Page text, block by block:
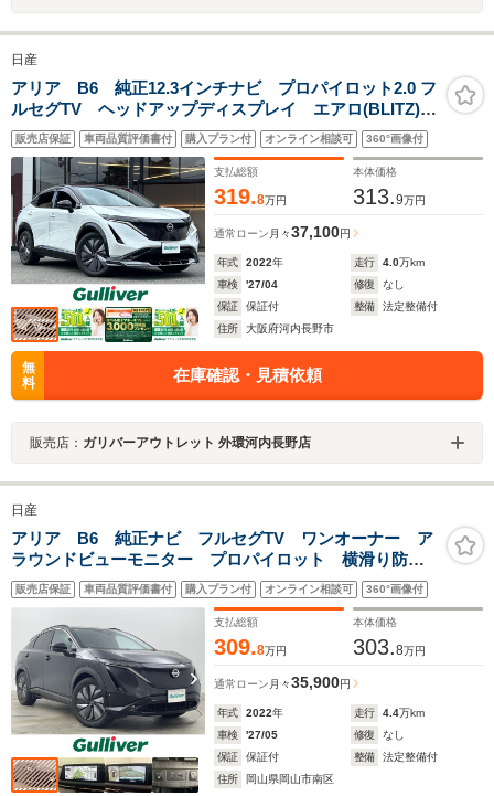
日産
アリア B6 純正12.3インチナビ プロパイロット2.0 フ
ルセグTV ヘッドアップディスプレイ エアロ(BLITZ)
ダブルシャークフィンアンテナ インテリジェントアラ
ウンドビューモニター ブラインドスポットモニター
ドラレコ
販売店保証 車両品質評価書付 購入プラン付 オンライン相談可 360°画像付
支払総額
319.8万円
本体価格
313.9万円
通常ローン 月々37,100円
年式 2022年 走行 4.0万km
車検
'27/04 修復
なし
保証
保証付 整備
法定整備付
住所
大阪府河内長野市
無
料
在庫確認・見積依頼
販売店： ガリバーアウトレット 外環河内長野店
日産
アリア B6 純正ナビ フルセグTV ワンオーナー ア
ラウンドビューモニター プロパイロット 横滑り防止
装置 インテリジェントエマージェンシーブレーキ レ
ーンアシスト ドライブレコーダー ETC2.0 スマート
販売店保証 車両品質評価書付 購入プラン付 オンライン相談可 360°画像付
支払総額
309.8万円
本体価格
303.8万円
通常ローン 月々35,900円
年式 2022年 走行 4.4万km
車検
'27/05 修復
なし
保証
保証付 整備
法定整備付
住所
岡山県岡山市南区